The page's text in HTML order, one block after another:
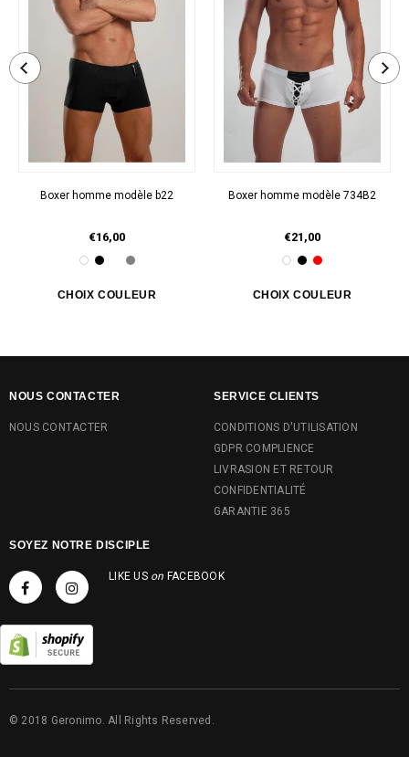
Boxer homme modèle b22
€16,00
Boxer homme modèle 734B2
€21,00
NOUS CONTACTER
NOUS CONTACTER
SERVICE CLIENTS
CONDITIONS D'UTILISATION
GDPR COMPLIENCE
LIVRASION ET RETOUR
CONFIDENTIALITÉ
GARANTIE 365
SOYEZ NOTRE DISCIPLE
LIKE US on FACEBOOK
© 2018 Geronimo. All Rights Reserved.